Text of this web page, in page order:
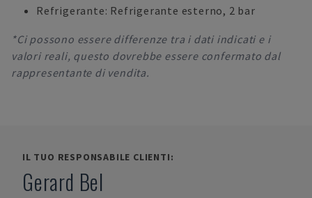
Refrigerante: Refrigerante esterno, 2 bar
*Ci possono essere differenze tra i dati indicati e i
valori reali, questo dovrebbe essere confermato dal
rappresentante di vendita.
IL TUO RESPONSABILE CLIENTI:
Gerard Bel